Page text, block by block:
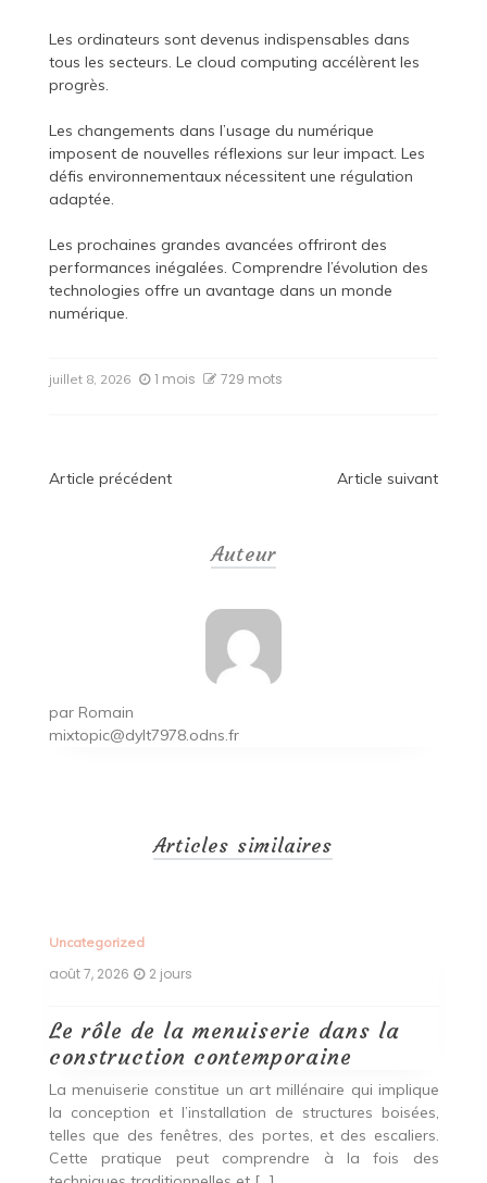
Les ordinateurs sont devenus indispensables dans
tous les secteurs. Le cloud computing accélèrent les
progrès.
Les changements dans l’usage du numérique
imposent de nouvelles réflexions sur leur impact. Les
défis environnementaux nécessitent une régulation
adaptée.
Les prochaines grandes avancées offriront des
performances inégalées. Comprendre l’évolution des
technologies offre un avantage dans un monde
numérique.
juillet 8, 2026 1 mois 729 mots
Navigation
Article précédent Article suivant
Auteur
par Romain
mixtopic@dylt7978.odns.fr
Articles similaires
Uncategorized
août 7, 2026 2 jours
Le rôle de la menuiserie dans la
construction contemporaine
La menuiserie constitue un art millénaire qui implique
la conception et l’installation de structures boisées,
telles que des fenêtres, des portes, et des escaliers.
Cette pratique peut comprendre à la fois des